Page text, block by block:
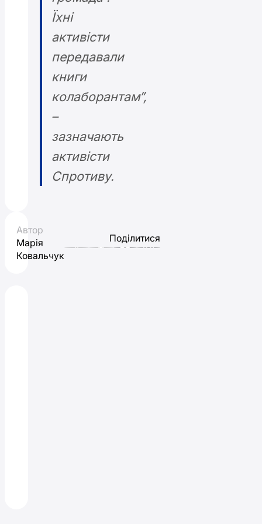
Їхні
активісти
передавали
книги
колаборантам”,
–
зазначають
активісти
Спротиву.
Автор
Марія
Ковальчук
Поділитися